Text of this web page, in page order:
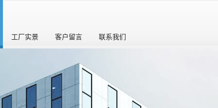
工厂实景 客户留言 联系我们